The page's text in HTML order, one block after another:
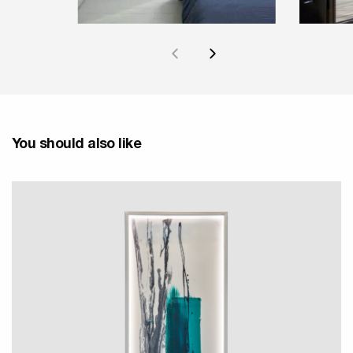
You should also like